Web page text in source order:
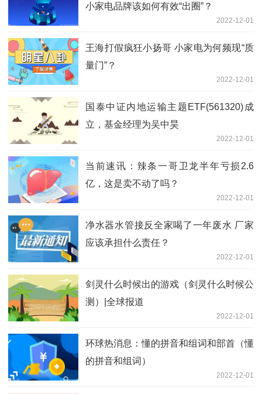
小家电品牌该如何有效“出圈”？
2022-12-01
王海打假疯狂小扬哥 小家电为何频现“质
量门”？
2022-12-01
国泰中证内地运输主题ETF(561320)成
立，基金经理为吴中昊
2022-12-01
当前速讯：辣条一哥卫龙半年亏损2.6
亿，这是卖不动了吗？
2022-12-01
净水器水管接反全家喝了一年废水 厂家
应该承担什么责任？
2022-12-01
剑灵什么时候出的游戏（剑灵什么时候公
测）|全球报道
2022-12-01
环球热消息：懂的拼音和组词和部首（懂
的拼音和组词）
2022-12-01